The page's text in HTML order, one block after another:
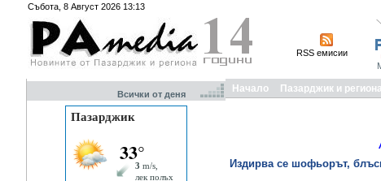
Събота, 8 Август 2026 13:13
RSS емисии
Всички от деня Начало Пазарджик и
Издирва се шофьорът,